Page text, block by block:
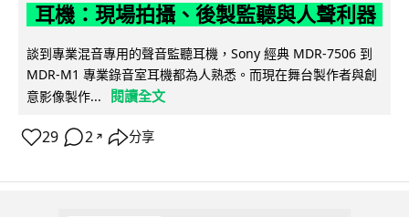
耳機：現場拍攝、後製監聽與人聲利器
談到專業混音專用的聲音監聽耳機，Sony 經典 MDR-7506 到
MDR-M1 專業錄音室耳機都為人熟悉。而現在舞台製作者與創
意影像製作...
閱讀全文
29 2 ↗ 分享